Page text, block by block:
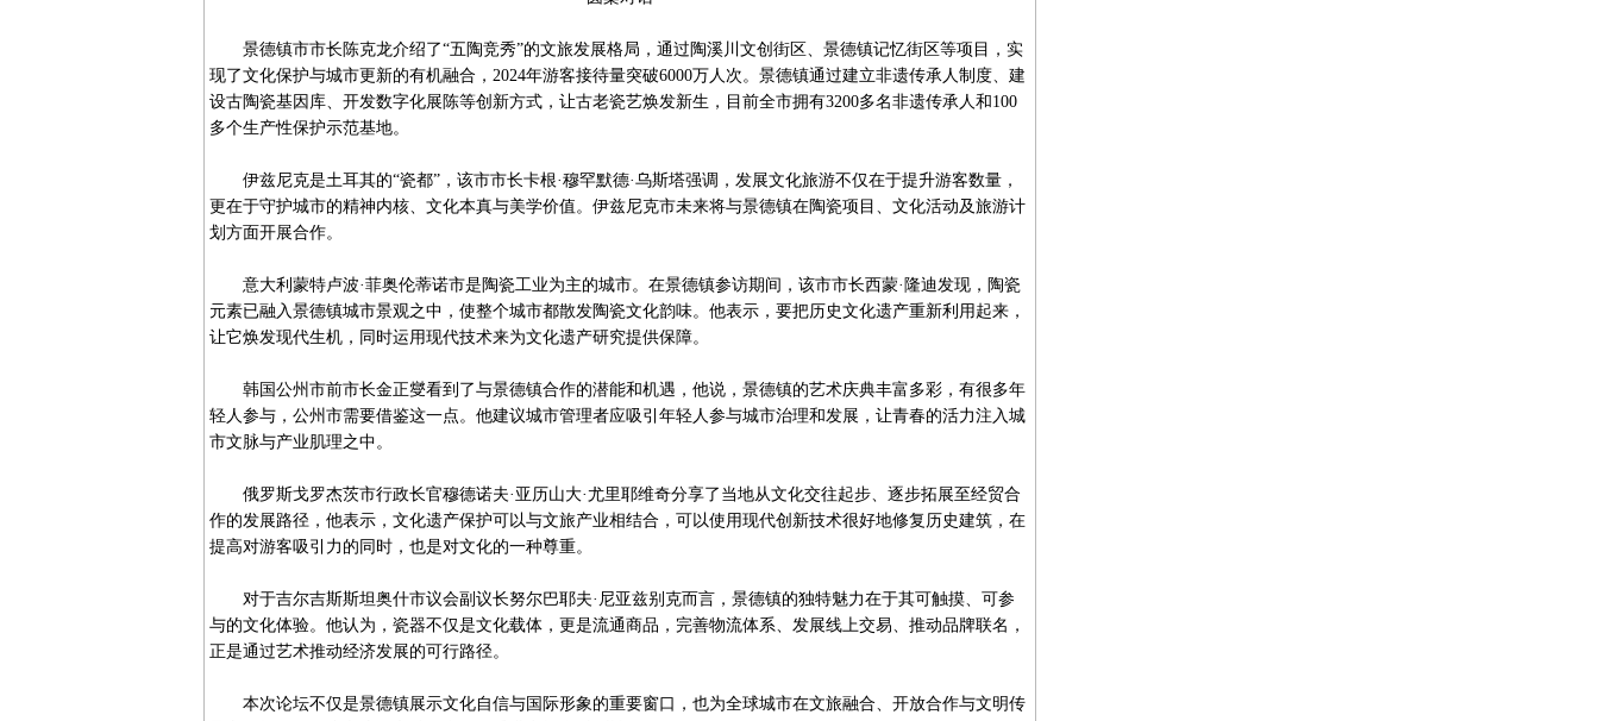
景德镇市市长陈克龙介绍了“五陶竞秀”的文旅发展格局，通过陶溪川文创街区、景德镇记忆街区等项目，实
现了文化保护与城市更新的有机融合，2024年游客接待量突破6000万人次。景德镇通过建立非遗传承人制度、建
设古陶瓷基因库、开发数字化展陈等创新方式，让古老瓷艺焕发新生，目前全市拥有3200多名非遗传承人和100
多个生产性保护示范基地。
伊兹尼克是土耳其的“瓷都”，该市市长卡根·穆罕默德·乌斯塔强调，发展文化旅游不仅在于提升游客数量，
更在于守护城市的精神内核、文化本真与美学价值。伊兹尼克市未来将与景德镇在陶瓷项目、文化活动及旅游计
划方面开展合作。
意大利蒙特卢波·菲奥伦蒂诺市是陶瓷工业为主的城市。在景德镇参访期间，该市市长西蒙·隆迪发现，陶瓷
元素已融入景德镇城市景观之中，使整个城市都散发陶瓷文化韵味。他表示，要把历史文化遗产重新利用起来，
让它焕发现代生机，同时运用现代技术来为文化遗产研究提供保障。
韩国公州市前市长金正燮看到了与景德镇合作的潜能和机遇，他说，景德镇的艺术庆典丰富多彩，有很多年
轻人参与，公州市需要借鉴这一点。他建议城市管理者应吸引年轻人参与城市治理和发展，让青春的活力注入城
市文脉与产业肌理之中。
俄罗斯戈罗杰茨市行政长官穆德诺夫·亚历山大·尤里耶维奇分享了当地从文化交往起步、逐步拓展至经贸合
作的发展路径，他表示，文化遗产保护可以与文旅产业相结合，可以使用现代创新技术很好地修复历史建筑，在
提高对游客吸引力的同时，也是对文化的一种尊重。
对于吉尔吉斯斯坦奥什市议会副议长努尔巴耶夫·尼亚兹别克而言，景德镇的独特魅力在于其可触摸、可参
与的文化体验。他认为，瓷器不仅是文化载体，更是流通商品，完善物流体系、发展线上交易、推动品牌联名，
正是通过艺术推动经济发展的可行路径。
本次论坛不仅是景德镇展示文化自信与国际形象的重要窗口，也为全球城市在文旅融合、开放合作与文明传